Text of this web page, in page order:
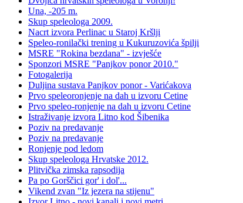
Una, -205 m.
Skup speleologa 2009.
Nacrt izvora Perlinac u Staroj Kršlji
Speleo-ronilački trening u Kukuruzovića špilji
MSRE "Rokina bezdana" - izvješće
Sponzori MSRE "Panjkov ponor 2010."
Fotogalerija
Duljina sustava Panjkov ponor - Varićakova
Prvo speleoronjenje na dah u izvoru Cetine
Prvo speleo-ronjenje na dah u izvoru Cetine
Istraživanje izvora Litno kod Šibenika
Poziv na predavanje
Poziv na predavanje
Ronjenje pod ledom
Skup speleologa Hrvatske 2012.
Plitvička zimska rapsodija
Pa po Gorščici gor' i dol'...
Vikend zvan "Iz jezera na stijenu"